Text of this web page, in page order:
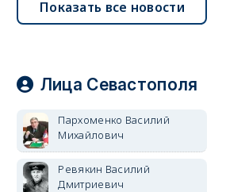
Показать все новости
Лица Севастополя
Пархоменко Василий
Михайлович
Ревякин Василий
Дмитриевич